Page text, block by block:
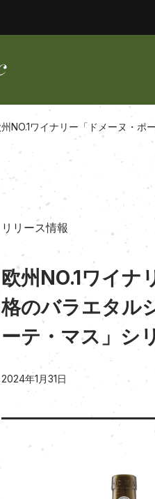
NO.1ワイナリー「ドメーヌ・
リリース情報
欧州NO.1ワイナ
格のバラエタル
ーテ・マス」シ
2024年1月31日